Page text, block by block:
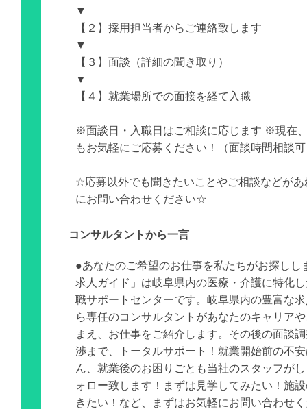
▼
【２】採用担当者からご連絡致します
▼
【３】面談（詳細の聞き取り）
▼
【４】就業場所での面接を経て入職
※面談日・入職日はご相談に応じます ※現在
もお気軽にご応募ください！（面談時間相談
☆応募以外でも聞きたいことやご相談などがあ
にお問い合わせください☆
コンサルタントから一言
●あなたのご希望のお仕事を私たちがお探しし
求人ガイド」は岐阜県内の医療・介護に特化
職サポートセンターです。岐阜県内の豊富な
ら専任のコンサルタントがあなたのキャリア
まえ、お仕事をご紹介します。その後の面談
渉まで、トータルサポート！就業開始前の不
ん、就業後のお困りごとも当社のスタッフが
ォロー致します！まずは見学してみたい！施
きたい！など、まずはお気軽にお問い合わせ